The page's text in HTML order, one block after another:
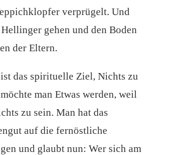
verprügelt. Und
gehen und den Boden
der Eltern.
das spirituelle Ziel, Nichts zu
man Etwas werden, weil
zu sein. Man hat das
auf die fernöstliche
und glaubt nun: Wer sich am